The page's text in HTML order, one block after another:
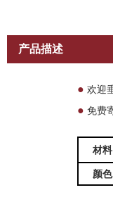
产品描述
● 欢迎
● 免费
材料
颜色